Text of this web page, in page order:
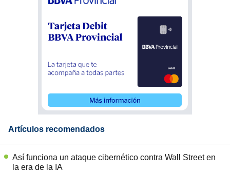
Artículos recomendados
Así funciona un ataque cibernético contra Wall Street en
la era de la IA